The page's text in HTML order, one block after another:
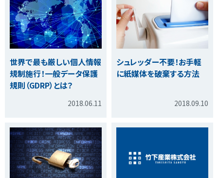
世界で最も厳しい個人情報
規制施行！一般データ保護
規則（GDRP）とは？
2018.06.11
シュレッダー不要！お手軽
に紙媒体を破棄する方法
2018.09.10